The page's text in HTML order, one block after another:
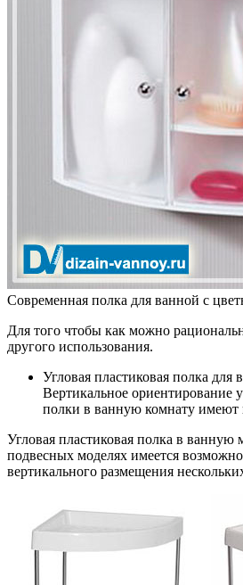
Современная полка для ванной с
Для того чтобы как можно
другого использования.
Угловая пластиковая полка для
Вертикальное ориентирование
полки в ванную комнату имеют
Угловая пластиковая полка в
подвесных моделях имеется
вертикального размещения